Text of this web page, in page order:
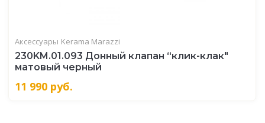
Аксессуары Kerama Marazzi
230KM.01.093 Донный клапан “клик-клак"
матовый черный
11 990 руб.